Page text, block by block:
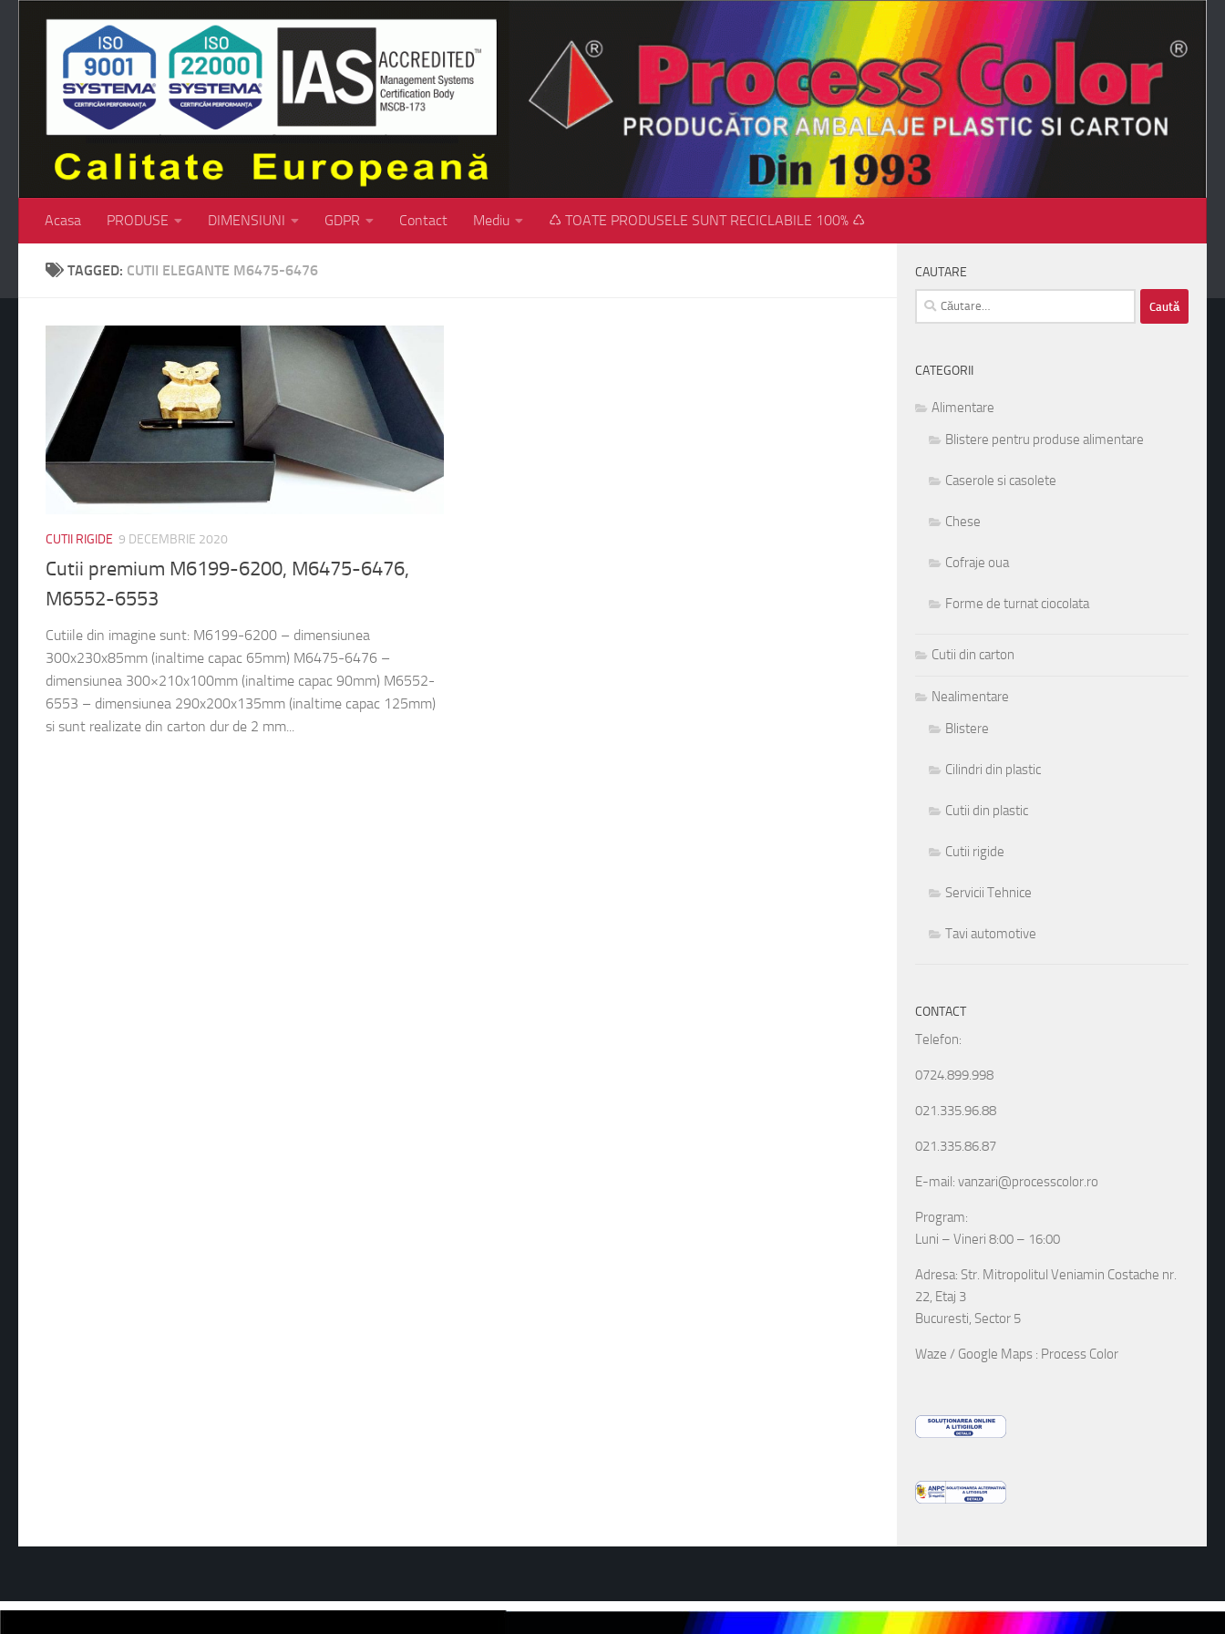
Skip to content
Acasa PRODUSE DIMENSIUNI GDPR Contact Mediu ♺ TOATE PRODUSELE SUNT RECICLABILE 100% ♺
TAGGED: CUTII ELEGANTE M6475-6476
CUTII RIGIDE 9 DECEMBRIE 2020
Cutii premium M6199-6200, M6475-6476,
M6552-6553
Cutiile din imagine sunt: M6199-6200 – dimensiunea
300x230x85mm (inaltime capac 65mm) M6475-6476 –
dimensiunea 300×210x100mm (inaltime capac 90mm) M6552-
6553 – dimensiunea 290x200x135mm (inaltime capac 125mm)
si sunt realizate din carton dur de 2 mm...
CAUTARE
Caută
după:
CATEGORII
Alimentare
Blistere pentru produse alimentare
Caserole si casolete
Chese
Cofraje oua
Forme de turnat ciocolata
Cutii din carton
Nealimentare
Blistere
Cilindri din plastic
Cutii din plastic
Cutii rigide
Servicii Tehnice
Tavi automotive
CONTACT
Telefon:
0724.899.998
021.335.96.88
021.335.86.87
E-mail: vanzari@processcolor.ro
Program:
Luni – Vineri 8:00 – 16:00
Adresa: Str. Mitropolitul Veniamin Costache nr.
22, Etaj 3
Bucuresti, Sector 5
Waze / Google Maps : Process Color